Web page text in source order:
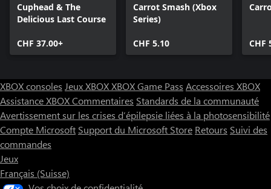
Cuphead & The
Delicious Last Course
CHF 37.00+
Carrot Smash (Xbox
Series)
CHF 5.10 CHF
XBOX consoles Jeux XBOXXBOX Game Pass Accessoires XBOX
Assistance XBOXCommentaires Standards de la communauté
Avertissement sur les crises d’épilepsie liées à la photosensibilité
Compte Microsoft Support du Microsoft Store Retours Suivi des
commandes
Jeux
Français (Suisse)